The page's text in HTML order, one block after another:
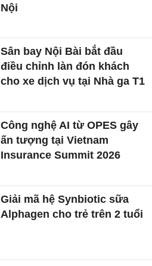
Nội
Sân bay Nội Bài bắt đầu
điều chỉnh làn đón khách
cho xe dịch vụ tại Nhà ga T1
Công nghệ AI từ OPES gây
ấn tượng tại Vietnam
Insurance Summit 2026
Giải mã hệ Synbiotic sữa
Alphagen cho trẻ trên 2 tuổi